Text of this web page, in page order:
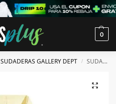
0
SUDADERAS GALLERY DEPT / SUDADERA GALLERY DEPT